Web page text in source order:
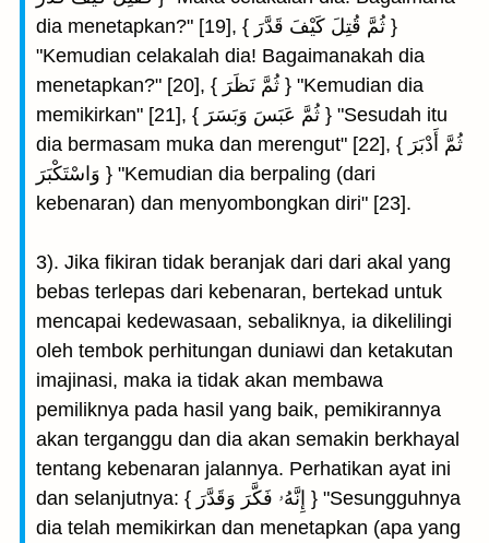
dia menetapkan?" [19], { ثُمَّ قُتِلَ كَيْفَ قَدَّرَ }
"Kemudian celakalah dia! Bagaimanakah dia
menetapkan?" [20], { ثُمَّ نَظَرَ } "Kemudian dia
memikirkan" [21], { ثُمَّ عَبَسَ وَبَسَرَ } "Sesudah itu
dia bermasam muka dan merengut" [22], { ثُمَّ أَدْبَرَ
وَاسْتَكْبَرَ } "Kemudian dia berpaling (dari
kebenaran) dan menyombongkan diri" [23].
3). Jika fikiran tidak beranjak dari dari akal yang
bebas terlepas dari kebenaran, bertekad untuk
mencapai kedewasaan, sebaliknya, ia dikelilingi
oleh tembok perhitungan duniawi dan ketakutan
imajinasi, maka ia tidak akan membawa
pemiliknya pada hasil yang baik, pemikirannya
akan terganggu dan dia akan semakin berkhayal
tentang kebenaran jalannya. Perhatikan ayat ini
dan selanjutnya: { إِنَّهُۥ فَكَّرَ وَقَدَّرَ } "Sesungguhnya
dia telah memikirkan dan menetapkan (apa yang